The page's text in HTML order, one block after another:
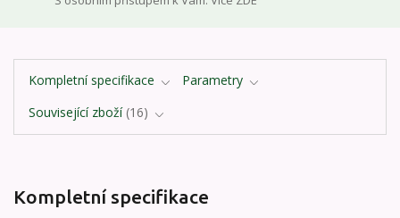
Kompletní specifikace
Parametry
Související zboží 16
Kompletní specifikace